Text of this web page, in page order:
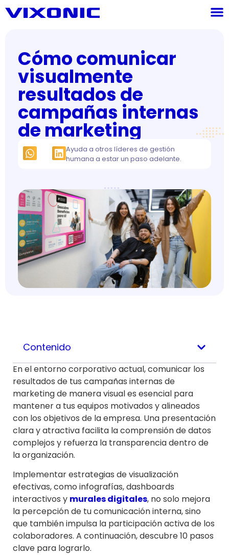
Cómo comunicar
visualmente
resultados de
campañas internas
de marketing
Ayuda a otros líderes de gestión
humana a estar un paso adelante.
Contenido
En el entorno corporativo actual, comunicar los
resultados de tus campañas internas de
marketing de manera visual es esencial para
mantener a tus equipos motivados y alineados
con los objetivos de la empresa. Una presentación
clara y atractiva facilita la comprensión de datos
complejos y refuerza la transparencia dentro de
la organización.
Implementar estrategias de visualización
efectivas, como infografías, dashboards
interactivos y murales digitales, no solo mejora
la percepción de tu comunicación interna, sino
que también impulsa la participación activa de los
colaboradores. A continuación, descubre 10 pasos
clave para lograrlo.